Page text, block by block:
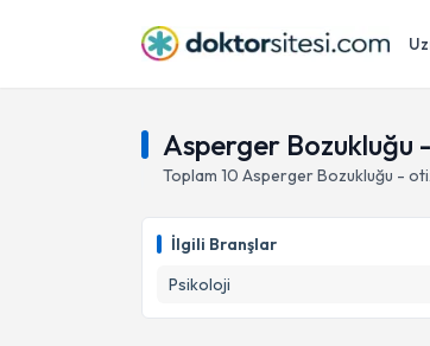
Asperger Bozukluğu
Toplam 10 Asperger Bozukluğu -
İlgili Branşlar
Psikoloji